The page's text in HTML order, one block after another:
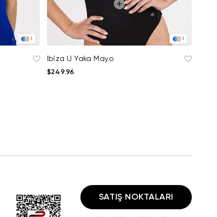
1 1
Ibiza U Yaka Mayo
$249.96
SATIŞ NOKTALARI